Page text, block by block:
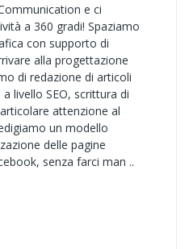
e ci
a 360 gradi! Spaziamo
con supporto di
alla progettazione
di redazione di articoli
livello SEO, scrittura di
attenzione al
un modello
delle pagine
senza farci man ..